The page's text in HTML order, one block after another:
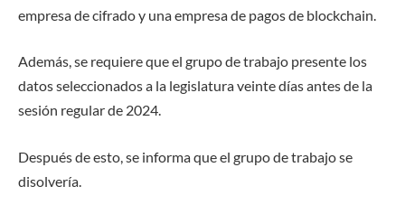
empresa de cifrado y una empresa de pagos de blockchain.
Además, se requiere que el grupo de trabajo presente los
datos seleccionados a la legislatura veinte días antes de la
sesión regular de 2024.
Después de esto, se informa que el grupo de trabajo se
disolvería.